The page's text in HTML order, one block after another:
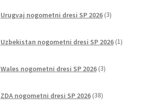
Urugvaj nogometni dresi SP 2026 3izdelki
Uzbekistan nogometni dresi SP 2026 1izdelek
Wales nogometni dresi SP 2026 3izdelki
ZDA nogometni dresi SP 2026 38izdelkov